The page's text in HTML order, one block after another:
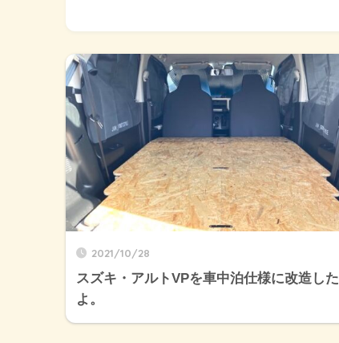
2021/10/28
スズキ・アルトVPを車中泊仕様に改造した
よ。